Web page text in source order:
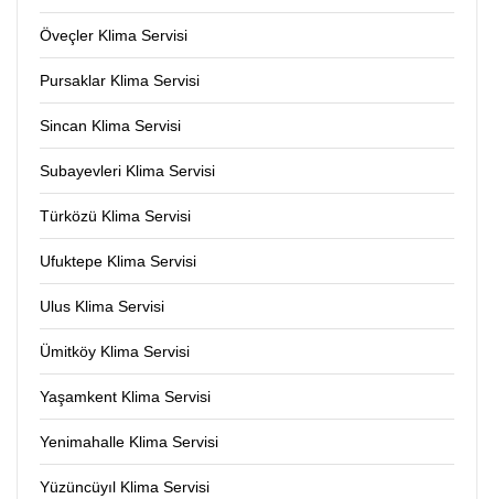
Öveçler Klima Servisi
Pursaklar Klima Servisi
Sincan Klima Servisi
Subayevleri Klima Servisi
Türközü Klima Servisi
Ufuktepe Klima Servisi
Ulus Klima Servisi
Ümitköy Klima Servisi
Yaşamkent Klima Servisi
Yenimahalle Klima Servisi
Yüzüncüyıl Klima Servisi